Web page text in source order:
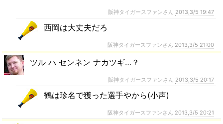
阪神タイガースファンさん 2013,3/5 19:47
西岡は大丈夫だろ
阪神タイガースファンさん 2013,3/5 21:00
ツル ハ センネン ナカツギ…？
阪神タイガースファンさん 2013,3/5 20:17
鶴は珍名で獲った選手やから(小声)
阪神タイガースファンさん 2013,3/5 20:21